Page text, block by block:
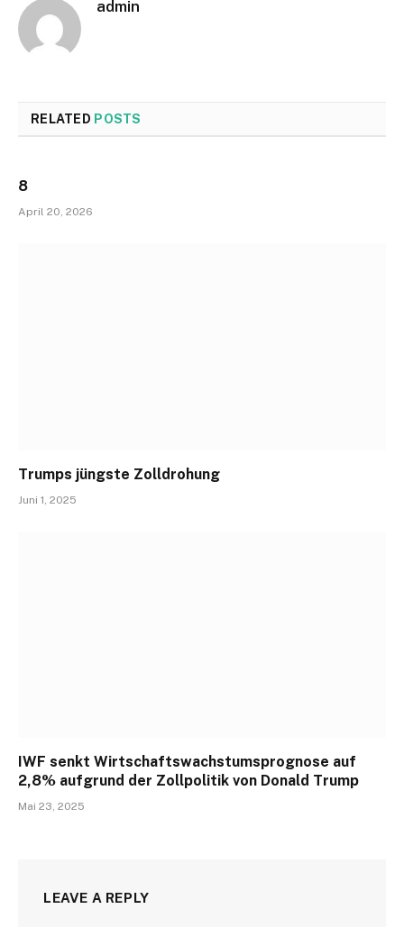
admin
RELATED POSTS
8
April 20, 2026
Trumps jüngste Zolldrohung
Juni 1, 2025
IWF senkt Wirtschaftswachstumsprognose auf
2,8% aufgrund der Zollpolitik von Donald Trump
Mai 23, 2025
LEAVE A REPLY